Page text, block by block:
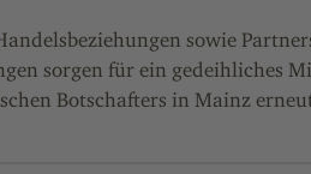
sowie
sorgen für ein gedeihliches
Botschafters in Mainz